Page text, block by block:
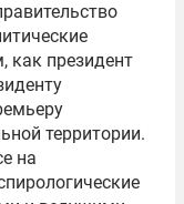
как президент
территории.
на